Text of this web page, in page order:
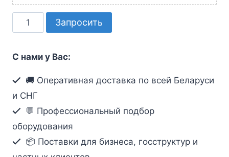
Количество
товара
кабель
интерфейсами
USB,
DVI-
I
Single
Запросить
С нами у Вас:
🚚 Оперативная доставка по всей Беларуси
и СНГ
💬 Профессиональный подбор
оборудования
📦 Поставки для бизнеса, госструктур и